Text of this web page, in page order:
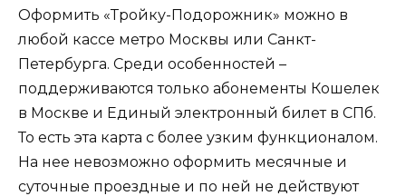
Оформить «Тройку-Подорожник» можно в
любой кассе метро Москвы или Санкт-
Петербурга. Среди особенностей –
поддерживаются только абонементы Кошелек
в Москве и Единый электронный билет в СПб.
То есть эта карта с более узким функционалом.
На нее невозможно оформить месячные и
суточные проездные и по ней не действуют